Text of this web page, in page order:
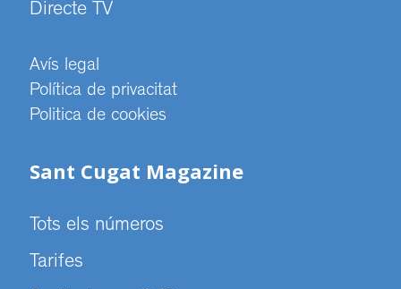
Directe TV
Avís legal
Política de privacitat
Politica de cookies
Sant Cugat Magazine
Tots els números
Tarifes